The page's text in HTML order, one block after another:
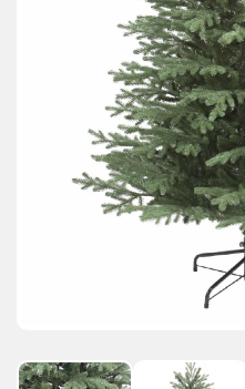
О КОМПАНИИ
ПАРТНЕРАМ
КОНТАКТЫ